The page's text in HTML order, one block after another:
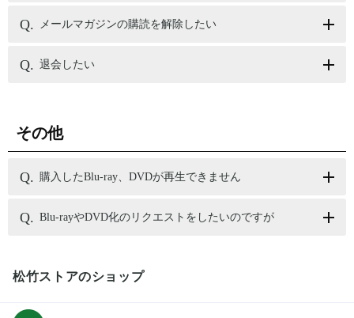
メールマガジンの購読を解除したい
退会したい
その他
購入したBlu-ray、DVDが再生できません
Blu-rayやDVD化のリクエストをしたいのですが
松竹ストアのショップ